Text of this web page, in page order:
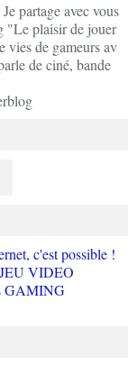
partage avec vous
"Le plaisir de jouer
vies de gameurs av
de ciné, bande
c'est possible !
VIDEO
GAMING